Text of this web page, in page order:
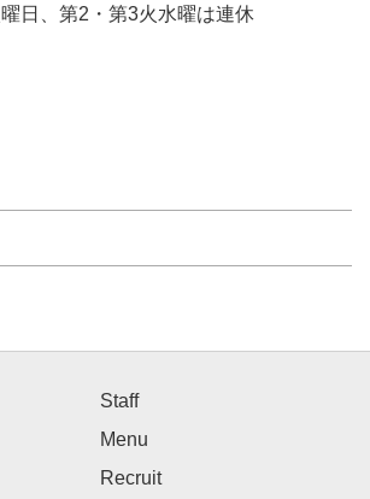
日、第2・第3火水曜は連休
Staff
Menu
Recruit